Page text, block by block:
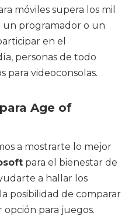
móviles supera los mil
un programador o un
en el
personas de todo
para videoconsolas.
Age of
a mostrarte lo mejor
para el bienestar de
a hallar los
posibilidad de comparar
opción para juegos.